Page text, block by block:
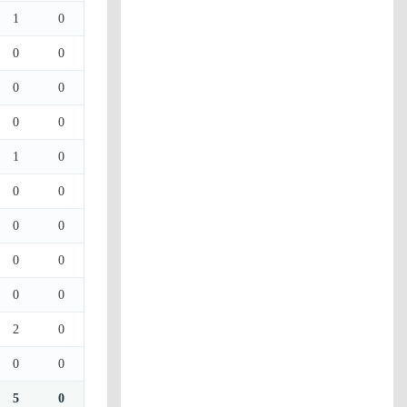
1 0
0 0
0 0
0 0
1 0
0 0
0 0
0 0
0 0
2 0
0 0
5 0